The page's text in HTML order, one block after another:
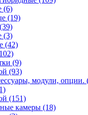
(6)
(19)
(39)
(3)
(42)
(9)
(93)
модули, опции.
(151)
камеры (18)